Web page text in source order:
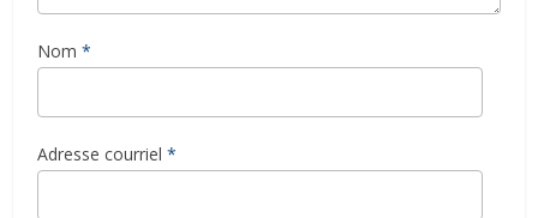
Nom *
Adresse courriel *